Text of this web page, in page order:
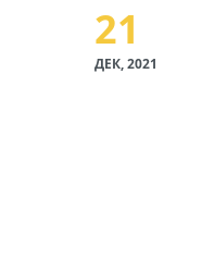
21
ДЕК, 2021